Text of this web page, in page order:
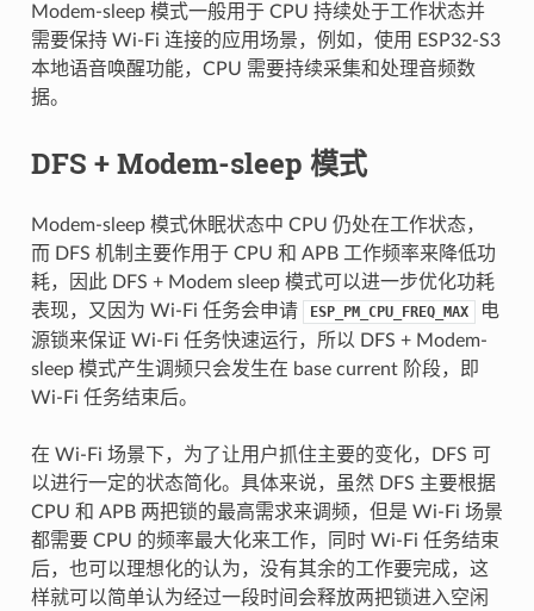
Modem-sleep 模式一般用于 CPU 持续处于工作状态并
需要保持 Wi-Fi 连接的应用场景，例如，使用 ESP32-S3
本地语音唤醒功能，CPU 需要持续采集和处理音频数
据。
DFS + Modem-sleep 模式
Modem-sleep 模式休眠状态中 CPU 仍处在工作状态，
而 DFS 机制主要作用于 CPU 和 APB 工作频率来降低功
耗，因此 DFS + Modem sleep 模式可以进一步优化功耗
表现，又因为 Wi-Fi 任务会申请
ESP_PM_CPU_FREQ_MAX
电
源锁来保证 Wi-Fi 任务快速运行，所以 DFS + Modem-
sleep 模式产生调频只会发生在 base current 阶段，即
Wi-Fi 任务结束后。
在 Wi-Fi 场景下，为了让用户抓住主要的变化，DFS 可
以进行一定的状态简化。具体来说，虽然 DFS 主要根据
CPU 和 APB 两把锁的最高需求来调频，但是 Wi-Fi 场景
都需要 CPU 的频率最大化来工作，同时 Wi-Fi 任务结束
后，也可以理想化的认为，没有其余的工作要完成，这
样就可以简单认为经过一段时间会释放两把锁进入空闲